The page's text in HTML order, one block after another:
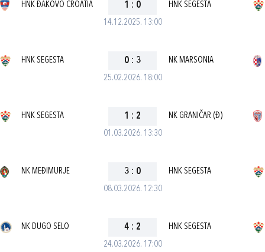
14.12.2025. 13:00
HNK ĐAKOVO CROATIA 1 : 0 HNK SEGESTA
25.02.2026. 18:00
HNK SEGESTA 0 : 3 NK MARSONIA
01.03.2026. 13:30
HNK SEGESTA 1 : 2 NK GRANIČAR (Đ)
08.03.2026. 12:30
NK MEĐIMURJE 3 : 0 HNK SEGESTA
24.03.2026. 17:00
NK DUGO SELO 4 : 2 HNK SEGESTA